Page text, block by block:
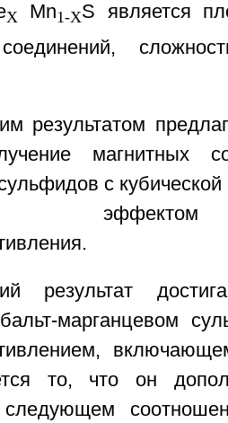
X Mn1-XS является
результатом
магнитных
с
эффектом
результат
марганцевом
то, что он